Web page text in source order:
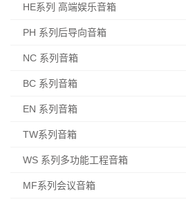
HE系列 高端娱乐音箱
PH 系列后导向音箱
NC 系列音箱
BC 系列音箱
EN 系列音箱
TW系列音箱
WS 系列多功能工程音箱
MF系列会议音箱